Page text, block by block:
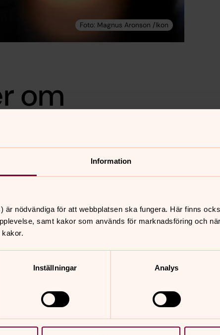
Information
är nödvändiga för att webbplatsen ska fungera. Här finns
samt kakor som används för marknadsföring och
Inställningar Analys
om
diakoner som
genom att klicka här.
för marknadsföring.